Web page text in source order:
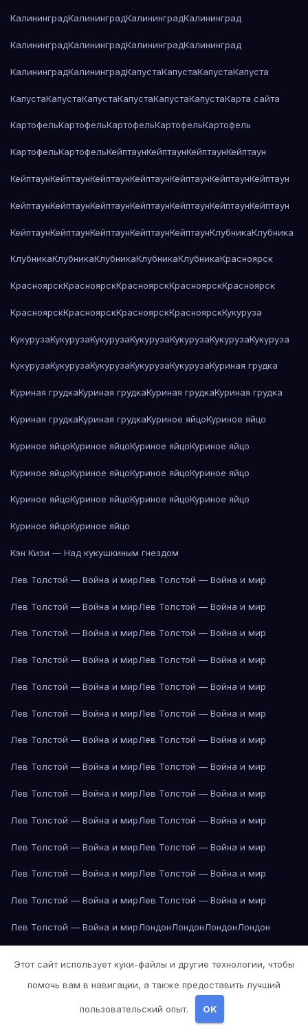
КалининградКалининградКалининградКалининград
КалининградКалининградКалининградКалининград
КалининградКалининградКапустаКапустаКапустаКапуста
КапустаКапустаКапустаКапустаКапустаКапустаКарта сайта
КартофельКартофельКартофельКартофельКартофель
КартофельКартофельКейптаунКейптаунКейптаунКейптаун
КейптаунКейптаунКейптаунКейптаунКейптаунКейптаунКейптаун
КейптаунКейптаунКейптаунКейптаунКейптаунКейптаунКейптаун
КейптаунКейптаунКейптаунКейптаунКейптаунКлубникаКлубника
КлубникаКлубникаКлубникаКлубникаКлубникаКрасноярск
КрасноярскКрасноярскКрасноярскКрасноярскКрасноярск
КрасноярскКрасноярскКрасноярскКрасноярскКукуруза
КукурузаКукурузаКукурузаКукурузаКукурузаКукурузаКукуруза
КукурузаКукурузаКукурузаКукурузаКукурузаКуриная грудка
Куриная грудкаКуриная грудкаКуриная грудкаКуриная грудка
Куриная грудкаКуриная грудкаКуриное яйцоКуриное яйцо
Куриное яйцоКуриное яйцоКуриное яйцоКуриное яйцо
Куриное яйцоКуриное яйцоКуриное яйцоКуриное яйцо
Куриное яйцоКуриное яйцоКуриное яйцоКуриное яйцо
Куриное яйцоКуриное яйцо
Кэн Кизи — Над кукушкиным гнездом
Лев Толстой — Война и мирЛев Толстой — Война и мир
Лев Толстой — Война и мирЛев Толстой — Война и мир
Лев Толстой — Война и мирЛев Толстой — Война и мир
Лев Толстой — Война и мирЛев Толстой — Война и мир
Лев Толстой — Война и мирЛев Толстой — Война и мир
Лев Толстой — Война и мирЛев Толстой — Война и мир
Лев Толстой — Война и мирЛев Толстой — Война и мир
Лев Толстой — Война и мирЛев Толстой — Война и мир
Лев Толстой — Война и мирЛев Толстой — Война и мир
Лев Толстой — Война и мирЛев Толстой — Война и мир
Лев Толстой — Война и мирЛев Толстой — Война и мир
Лев Толстой — Война и мирЛев Толстой — Война и мир
Лев Толстой — Война и мирЛев Толстой — Война и мир
Лев Толстой — Война и мирЛондонЛондонЛондонЛондон
Лос-Анджелес
Лос-АнджелесЛос-АнджелесЛос-Анджелес
Этот сайт использует куки-файлы и другие технологии, чтобы
помочь вам в навигации, а также предоставить лучший
пользовательский опыт. OK